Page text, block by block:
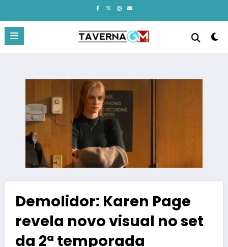
o
conteúdo
Demolidor: Karen Page
revela novo visual no set
da 2ª temporada